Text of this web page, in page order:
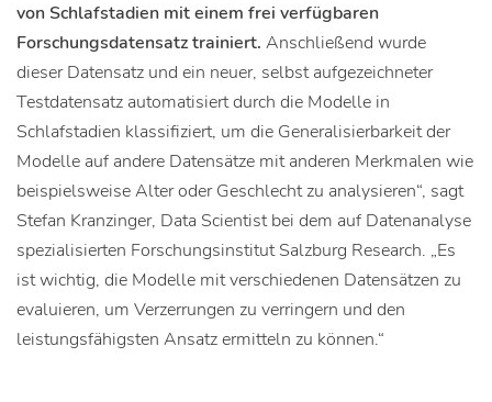
von Schlafstadien mit einem frei verfügbaren
Forschungsdatensatz trainiert. Anschließend wurde
dieser Datensatz und ein neuer, selbst aufgezeichneter
Testdatensatz automatisiert durch die Modelle in
Schlafstadien klassifiziert, um die Generalisierbarkeit der
Modelle auf andere Datensätze mit anderen Merkmalen wie
beispielsweise Alter oder Geschlecht zu analysieren“, sagt
Stefan Kranzinger, Data Scientist bei dem auf Datenanalyse
spezialisierten Forschungsinstitut Salzburg Research. „Es
ist wichtig, die Modelle mit verschiedenen Datensätzen zu
evaluieren, um Verzerrungen zu verringern und den
leistungsfähigsten Ansatz ermitteln zu können.“